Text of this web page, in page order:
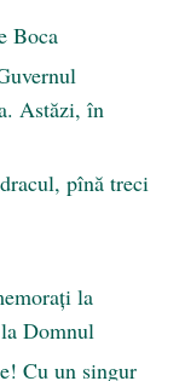
Boca
Astăzi, în
pînă treci
la
Domnul
Cu un singur